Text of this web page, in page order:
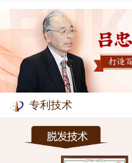
专利技术